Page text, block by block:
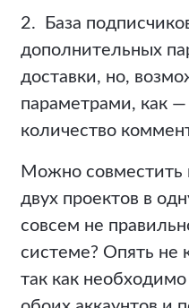
2. База
дополнительных
доставки, но,
параметрами, как —
количество
Можно совместить
двух проектов в
совсем не
системе? Опять не
так как